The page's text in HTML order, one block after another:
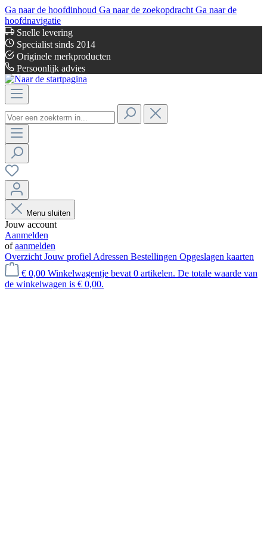
Ga naar de hoofdinhoud Ga naar de zoekopdracht Ga naar de
hoofdnavigatie
Snelle levering
Specialist sinds 2014
Originele merkproducten
Persoonlijk advies
Menu sluiten
Jouw account
Aanmelden
ofaanmelden
Overzicht Jouw profiel Adressen Bestellingen Opgeslagen kaarten
€ 0,00 Winkelwagentje bevat 0 artikelen. De totale waarde van
de winkelwagen is € 0,00.